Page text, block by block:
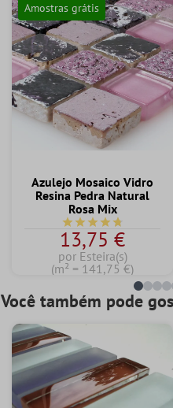
Amostras grátis
Azulejo Mosaico Vidro
Resina Pedra Natural
Rosa Mix
Classificação média
13,75 €
por Esteira(s)
(m² = 141,75 €)
Você também pode